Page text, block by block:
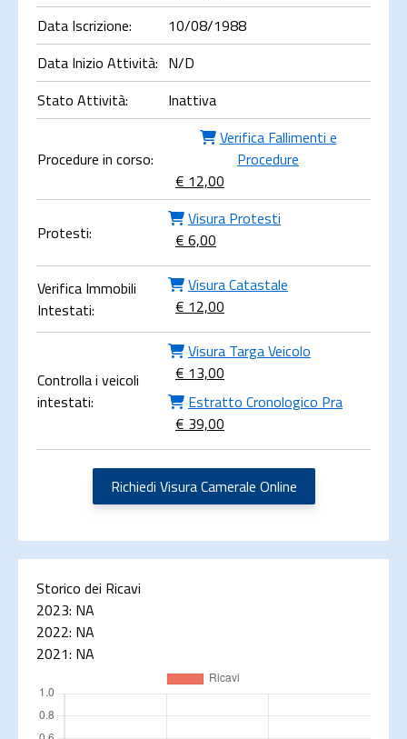
Data Iscrizione:
10/08/1988
Data Inizio Attività: N/D
Stato Attività:
Inattiva
Procedure in corso:
Verifica Fallimenti e
Procedure
€ 12,00
Protesti:
Visura Protesti
€ 6,00
Verifica Immobili
Intestati:
Visura Catastale
€ 12,00
Controlla i veicoli
intestati:
Visura Targa Veicolo
€ 13,00
Estratto Cronologico Pra
€ 39,00
Richiedi Visura Camerale Online
Storico dei Ricavi
2023: NA
2022: NA
2021: NA